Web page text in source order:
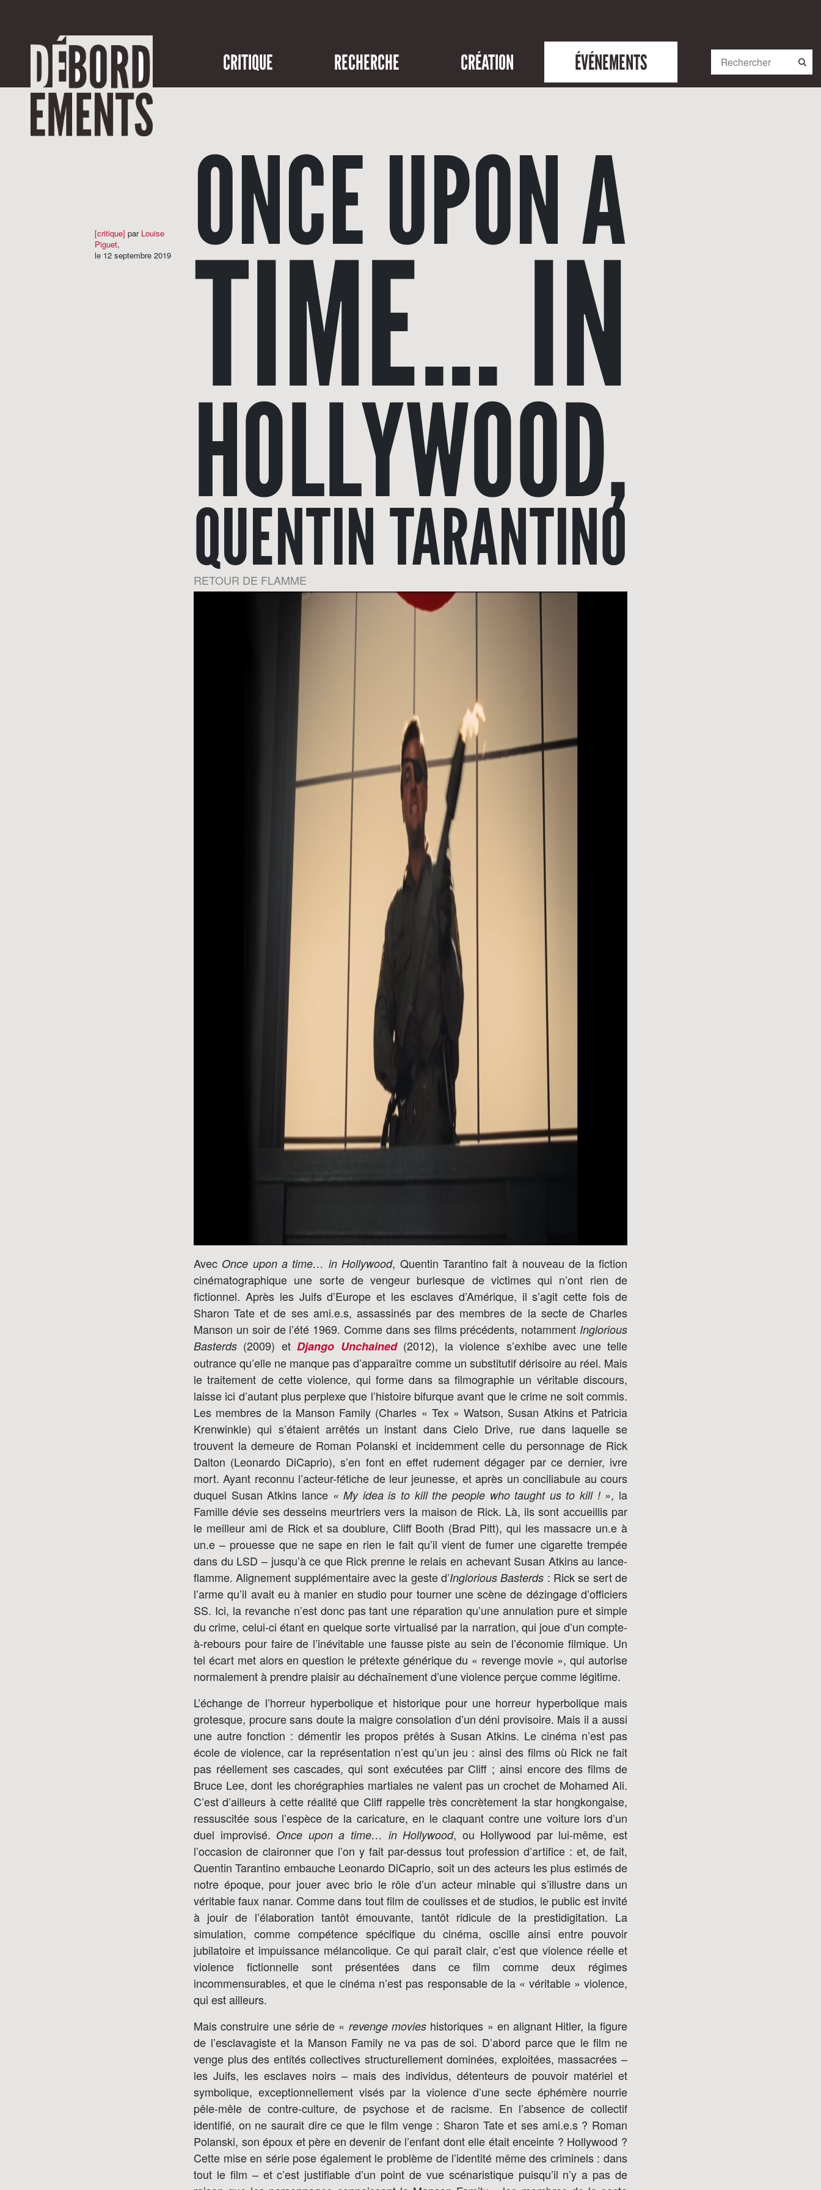
CRITIQUE RECHERCHE CRÉATION ÉVÉNEMENTS
ONCE UPON A
TIME… IN
HOLLYWOOD,
QUENTIN TARANTINO
RETOUR DE FLAMME
[critique] par Louise
Piguet,
le 12 septembre 2019
Avec Once upon a time… in Hollywood, Quentin Tarantino fait à nouveau de la fiction
cinématographique une sorte de vengeur burlesque de victimes qui n’ont rien de
fictionnel. Après les Juifs d’Europe et les esclaves d’Amérique, il s’agit cette fois de
Sharon Tate et de ses ami.e.s, assassinés par des membres de la secte de Charles
Manson un soir de l’été 1969. Comme dans ses films précédents, notamment Inglorious
Basterds (2009) et Django Unchained(2012), la violence s’exhibe avec une telle
outrance qu’elle ne manque pas d’apparaître comme un substitutif dérisoire au réel. Mais
le traitement de cette violence, qui forme dans sa filmographie un véritable discours,
laisse ici d’autant plus perplexe que l’histoire bifurque avant que le crime ne soit commis.
Les membres de la Manson Family (Charles « Tex » Watson, Susan Atkins et Patricia
Krenwinkle) qui s’étaient arrêtés un instant dans Cielo Drive, rue dans laquelle se
trouvent la demeure de Roman Polanski et incidemment celle du personnage de Rick
Dalton (Leonardo DiCaprio), s’en font en effet rudement dégager par ce dernier, ivre
mort. Ayant reconnu l’acteur-fétiche de leur jeunesse, et après un conciliabule au cours
duquel Susan Atkins lance « My idea is to kill the people who taught us to kill ! », la
Famille dévie ses desseins meurtriers vers la maison de Rick. Là, ils sont accueillis par
le meilleur ami de Rick et sa doublure, Cliff Booth (Brad Pitt), qui les massacre un.e à
un.e – prouesse que ne sape en rien le fait qu’il vient de fumer une cigarette trempée
dans du LSD – jusqu’à ce que Rick prenne le relais en achevant Susan Atkins au lance-
flamme. Alignement supplémentaire avec la geste d’Inglorious Basterds : Rick se sert de
l’arme qu’il avait eu à manier en studio pour tourner une scène de dézingage d’officiers
SS. Ici, la revanche n’est donc pas tant une réparation qu’une annulation pure et simple
du crime, celui-ci étant en quelque sorte virtualisé par la narration, qui joue d’un compte-
à-rebours pour faire de l’inévitable une fausse piste au sein de l’économie filmique. Un
tel écart met alors en question le prétexte générique du « revenge movie », qui autorise
normalement à prendre plaisir au déchaînement d’une violence perçue comme légitime.
L’échange de l’horreur hyperbolique et historique pour une horreur hyperbolique mais
grotesque, procure sans doute la maigre consolation d’un déni provisoire. Mais il a aussi
une autre fonction : démentir les propos prêtés à Susan Atkins. Le cinéma n’est pas
école de violence, car la représentation n’est qu’un jeu : ainsi des films où Rick ne fait
pas réellement ses cascades, qui sont exécutées par Cliff ; ainsi encore des films de
Bruce Lee, dont les chorégraphies martiales ne valent pas un crochet de Mohamed Ali.
C’est d’ailleurs à cette réalité que Cliff rappelle très concrètement la star hongkongaise,
ressuscitée sous l’espèce de la caricature, en le claquant contre une voiture lors d’un
duel improvisé. Once upon a time… in Hollywood, ou Hollywood par lui-même, est
l’occasion de claironner que l’on y fait par-dessus tout profession d’artifice : et, de fait,
Quentin Tarantino embauche Leonardo DiCaprio, soit un des acteurs les plus estimés de
notre époque, pour jouer avec brio le rôle d’un acteur minable qui s’illustre dans un
véritable faux nanar. Comme dans tout film de coulisses et de studios, le public est invité
à jouir de l’élaboration tantôt émouvante, tantôt ridicule de la prestidigitation. La
simulation, comme compétence spécifique du cinéma, oscille ainsi entre pouvoir
jubilatoire et impuissance mélancolique. Ce qui paraît clair, c’est que violence réelle et
violence fictionnelle sont présentées dans ce film comme deux régimes
incommensurables, et que le cinéma n’est pas responsable de la « véritable » violence,
qui est ailleurs.
Mais construire une série de « revenge movies historiques » en alignant Hitler, la figure
de l’esclavagiste et la Manson Family ne va pas de soi. D’abord parce que le film ne
venge plus des entités collectives structurellement dominées, exploitées, massacrées –
les Juifs, les esclaves noirs – mais des individus, détenteurs de pouvoir matériel et
symbolique, exceptionnellement visés par la violence d’une secte éphémère nourrie
pêle-mêle de contre-culture, de psychose et de racisme. En l’absence de collectif
identifié, on ne saurait dire ce que le film venge : Sharon Tate et ses ami.e.s ? Roman
Polanski, son époux et père en devenir de l’enfant dont elle était enceinte ? Hollywood ?
Cette mise en série pose également le problème de l’identité même des criminels : dans
tout le film – et c’est justifiable d’un point de vue scénaristique puisqu’il n’y a pas de